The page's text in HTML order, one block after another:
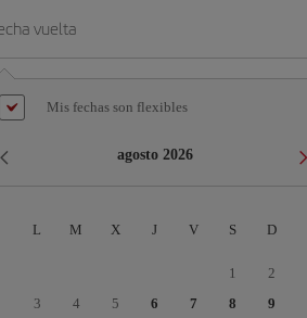
vuelta
Mis fechas son flexibles
agosto 2026
L M X J V S D
1
2
3
4 5 6 7 8
9